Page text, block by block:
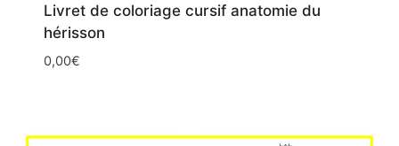
Livret de coloriage cursif anatomie du
hérisson
0,00€